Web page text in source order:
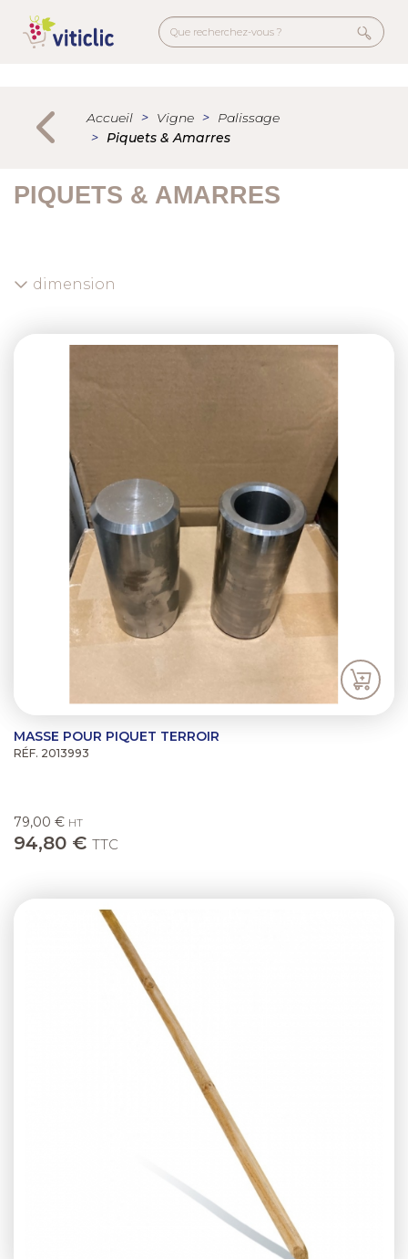
contenu
Accueil Vigne
Palissage
Piquets & Amarres
PIQUETS & AMARRES
dimension
MASSE POUR PIQUET TERROIR
RÉF. 2013993
79,00 € HT
94,80 € TTC